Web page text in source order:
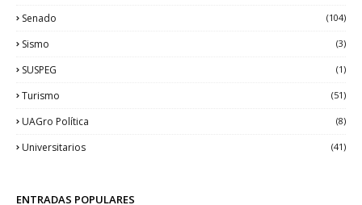
Senado (104)
Sismo (3)
SUSPEG (1)
Turismo (51)
UAGro Política (8)
Universitarios (41)
ENTRADAS POPULARES